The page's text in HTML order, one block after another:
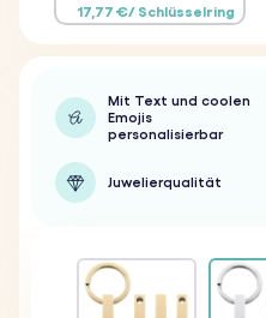
17,77 €/ Schlüsselring
Mit Text und coolen
Emojis
personalisierbar
Juwelierqualität